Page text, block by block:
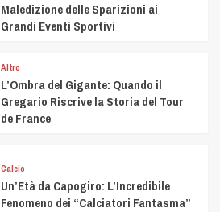
Maledizione delle Sparizioni ai
Grandi Eventi Sportivi
Altro
L’Ombra del Gigante: Quando il
Gregario Riscrive la Storia del Tour
de France
Calcio
Un’Età da Capogiro: L’Incredibile
Fenomeno dei “Calciatori Fantasma”